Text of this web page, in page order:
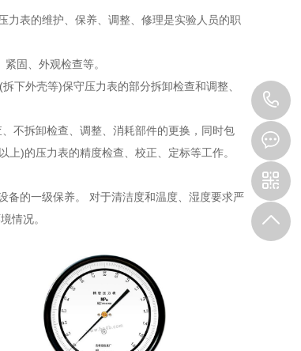
力表的维护、保养、调整、修理是实验人员的职
固、外观检查等。
下外壳等)保守压力表的部分拆卸检查和调整、
不拆卸检查、调整、消耗部件的更换，同时包
)的压力表的精度检查、校正、定标等工作。
备的一级保养。 对于清洁度和温度、湿度要求严
情况。